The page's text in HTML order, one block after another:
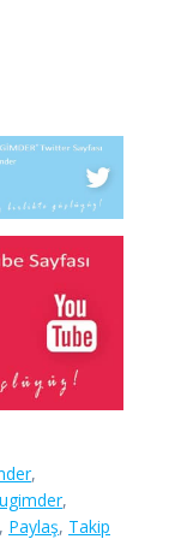
,
,
, Paylaş, Takip